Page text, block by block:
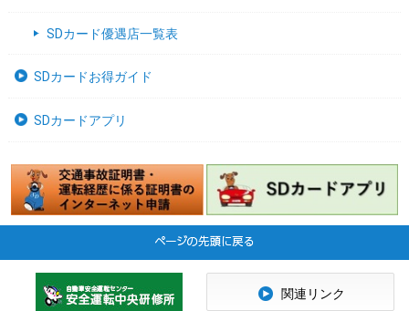
SDカード優遇店一覧表
SDカードお得ガイド
SDカードアプリ
関連リンク